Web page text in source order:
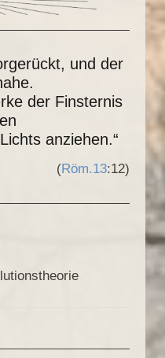
und der
der Finsternis
anziehen.“
(Röm.13:12)